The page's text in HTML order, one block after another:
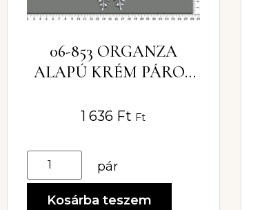
06-853 ORGANZA
ALAPÚ KRÉM PÁROS
1 636 Ft Ft
pár
Kosárba teszem